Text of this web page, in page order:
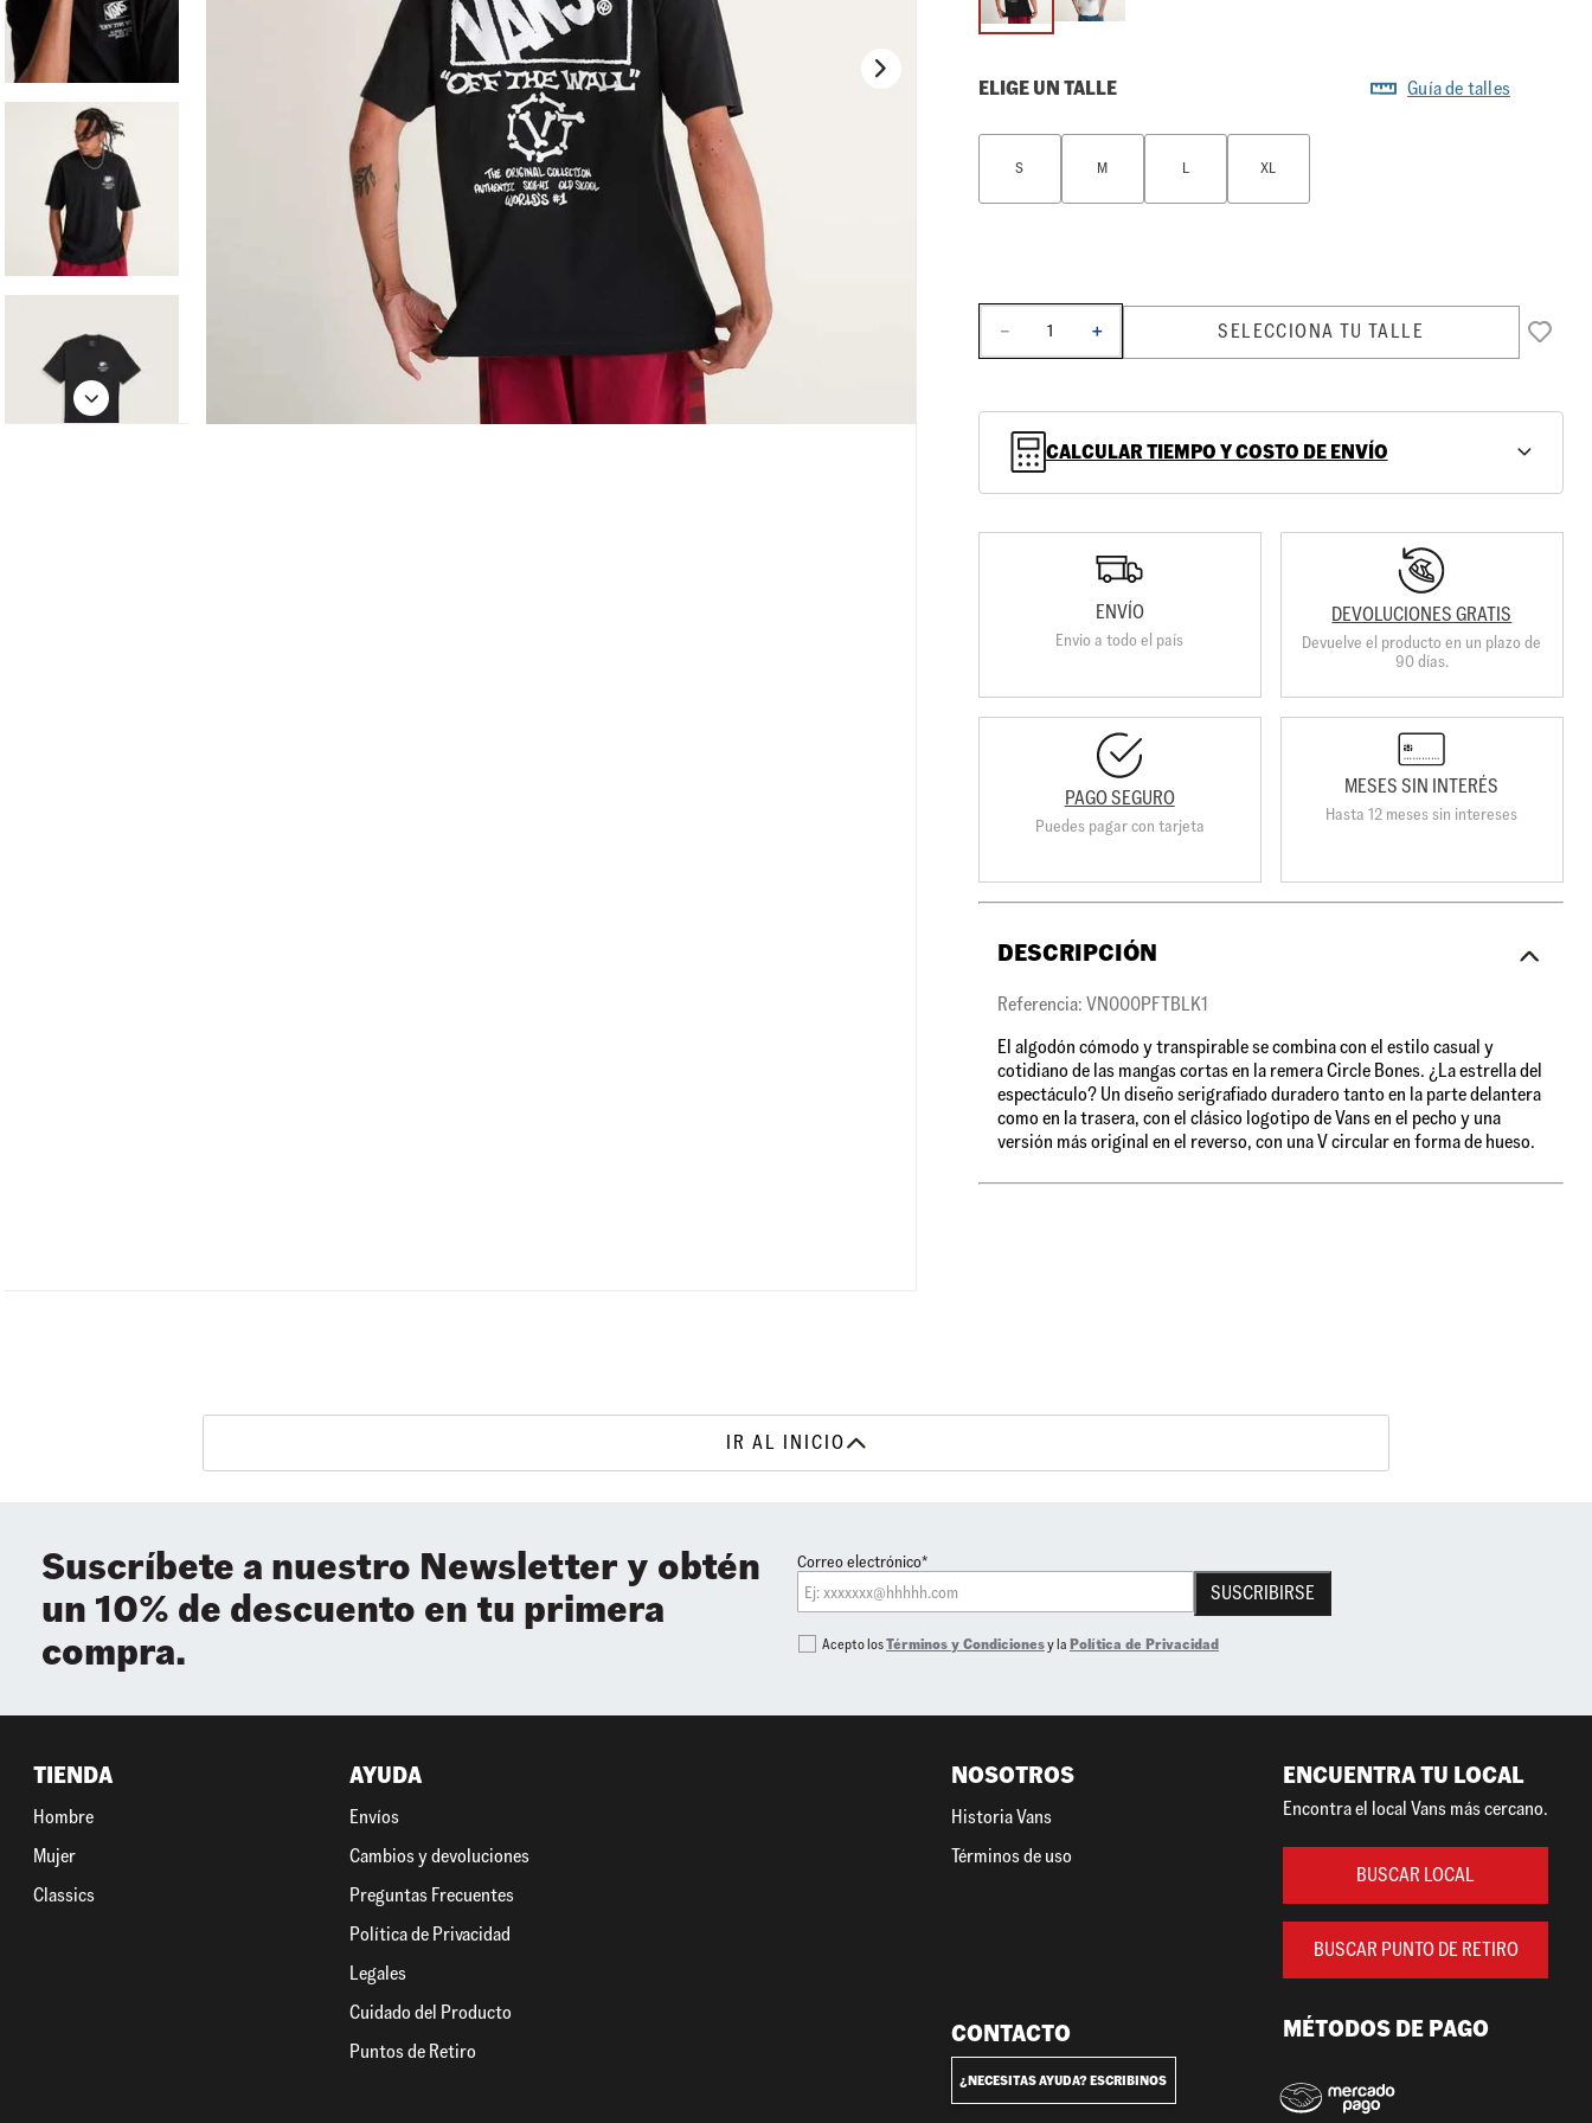
ELIGE UN TALLE Guía de talles
L
M
S XL
＋
－ SELECCIONA TU TALLE
CALCULAR TIEMPO Y COSTO DE ENVÍO
ENVÍO
Envio a todo el país
DEVOLUCIONES GRATIS
Devuelve el producto en un plazo de
90 días.
PAGO SEGURO
Puedes pagar con tarjeta
MESES SIN INTERÉS
Hasta 12 meses sin intereses
DESCRIPCIÓN
Referencia: VN000PFTBLK1
El algodón cómodo y transpirable se combina con el estilo casual y
cotidiano de las mangas cortas en la remera Circle Bones. ¿La estrella del
espectáculo? Un diseño serigrafiado duradero tanto en la parte delantera
como en la trasera, con el clásico logotipo de Vans en el pecho y una
versión más original en el reverso, con una V circular en forma de hueso.
IR AL INICIO
Suscríbete a nuestro Newsletter y obtén
un 10% de descuento en tu primera
compra.
Correo electrónico*
SUSCRIBIRSE
Acepto losTérminos y Condicionesy la Política de Privacidad
TIENDA
Hombre
Mujer
Classics
AYUDA
Envíos
Cambios y devoluciones
Preguntas Frecuentes
Política de Privacidad
Legales
Cuidado del Producto
Puntos de Retiro
NOSOTROS
Historia Vans
Términos de uso
ENCUENTRA TU LOCAL
Encontra el local Vans más cercano.
BUSCAR LOCAL
BUSCAR PUNTO DE RETIRO
CONTACTO
¿NECESITAS AYUDA? ESCRIBINOS
MÉTODOS DE PAGO
10 . loafers